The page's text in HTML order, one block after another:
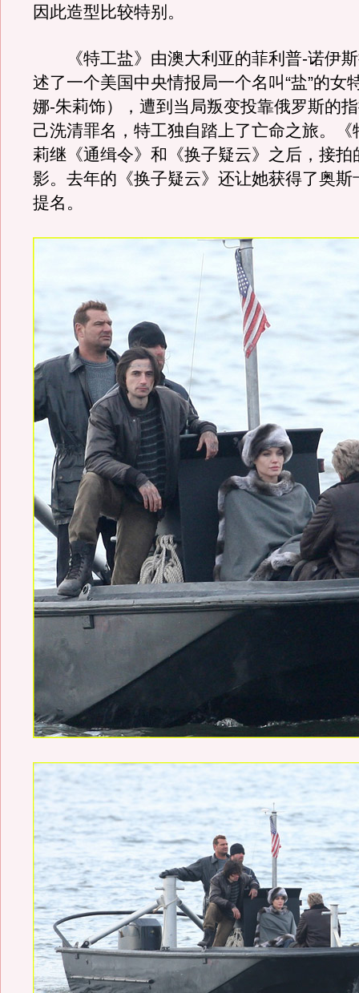
因此造型比较特别。
《特工盐》由澳大利亚的菲利普-诺伊斯
述了一个美国中央情报局一个名叫“盐”的女
娜-朱莉饰），遭到当局叛变投靠俄罗斯的
己洗清罪名，特工独自踏上了亡命之旅。《
莉继《通缉令》和《换子疑云》之后，接拍
影。去年的《换子疑云》还让她获得了奥斯
提名。